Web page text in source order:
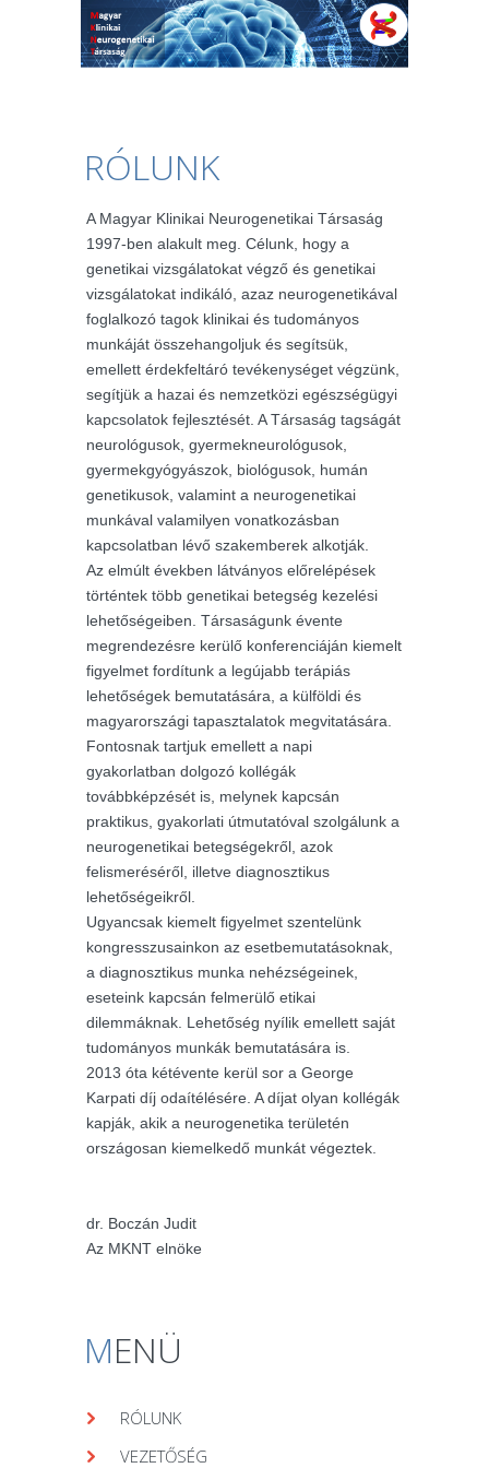
RÓLUNK
A Magyar Klinikai Neurogenetikai Társaság
1997-ben alakult meg. Célunk, hogy a
genetikai vizsgálatokat végző és genetikai
vizsgálatokat indikáló, azaz neurogenetikával
foglalkozó tagok klinikai és tudományos
munkáját összehangoljuk és segítsük,
emellett érdekfeltáró tevékenységet végzünk,
segítjük a hazai és nemzetközi egészségügyi
kapcsolatok fejlesztését. A Társaság tagságát
neurológusok, gyermekneurológusok,
gyermekgyógyászok, biológusok, humán
genetikusok, valamint a neurogenetikai
munkával valamilyen vonatkozásban
kapcsolatban lévő szakemberek alkotják.
Az elmúlt években látványos előrelépések
történtek több genetikai betegség kezelési
lehetőségeiben. Társaságunk évente
megrendezésre kerülő konferenciáján kiemelt
figyelmet fordítunk a legújabb terápiás
lehetőségek bemutatására, a külföldi és
magyarországi tapasztalatok megvitatására.
Fontosnak tartjuk emellett a napi
gyakorlatban dolgozó kollégák
továbbképzését is, melynek kapcsán
praktikus, gyakorlati útmutatóval szolgálunk a
neurogenetikai betegségekről, azok
felismeréséről, illetve diagnosztikus
lehetőségeikről.
Ugyancsak kiemelt figyelmet szentelünk
kongresszusainkon az esetbemutatásoknak,
a diagnosztikus munka nehézségeinek,
eseteink kapcsán felmerülő etikai
dilemmáknak. Lehetőség nyílik emellett saját
tudományos munkák bemutatására is.
2013 óta kétévente kerül sor a George
Karpati díj odaítélésére. A díjat olyan kollégák
kapják, akik a neurogenetika területén
országosan kiemelkedő munkát végeztek.
dr. Boczán Judit
Az MKNT elnöke
MENÜ
RÓLUNK
VEZETŐSÉG